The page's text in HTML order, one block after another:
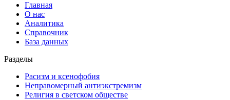
Главная
О нас
Аналитика
Справочник
База данных
Разделы
Расизм и ксенофобия
Неправомерный антиэкстремизм
Религия в светском обществе